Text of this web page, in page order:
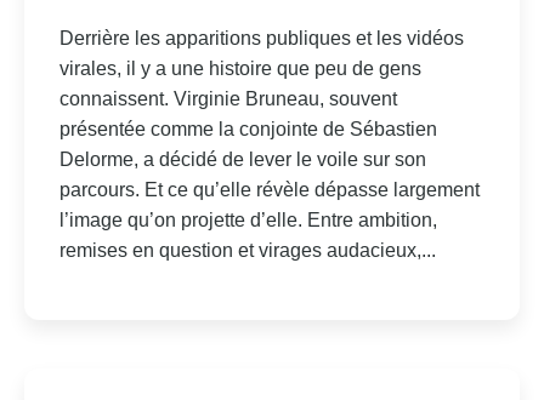
Derrière les apparitions publiques et les vidéos
virales, il y a une histoire que peu de gens
connaissent. Virginie Bruneau, souvent
présentée comme la conjointe de Sébastien
Delorme, a décidé de lever le voile sur son
parcours. Et ce qu’elle révèle dépasse largement
l’image qu’on projette d’elle. Entre ambition,
remises en question et virages audacieux,...